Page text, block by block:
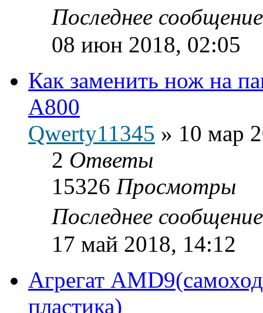
Последнее
08 июн 2018, 02:05
Как заменить нож на
A800
Qwerty11345 » 10 мар
2 Ответы
15326 Просмотры
Последнее
17 май 2018, 14:12
Агрегат
пластика)